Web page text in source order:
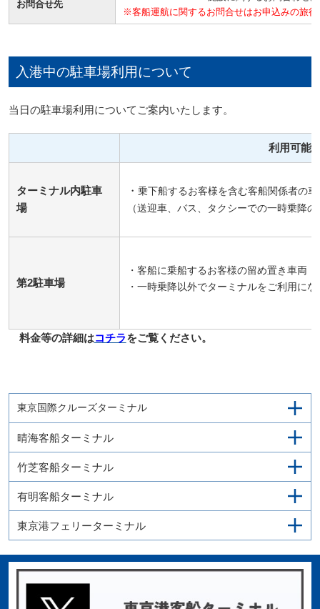
お問合せ先
※客船運航に関するお問合せはお申込みの旅
入港中の駐車場利用について
当日の駐車場利用についてご案内いたします。
利用可能
ターミナル内駐車
場
・ 乗下船するお客様を含む客船関係者の車
（送迎車、バス、タクシーでの一時乗降の
第2駐車場
・客船に乗船するお客様の留め置き車両
・一時乗降以外でターミナルをご利用に
料金等の詳細はコチラをご覧ください。
東京国際クルーズターミナル
晴海客船ターミナル
竹芝客船ターミナル
有明客船ターミナル
東京港フェリーターミナル